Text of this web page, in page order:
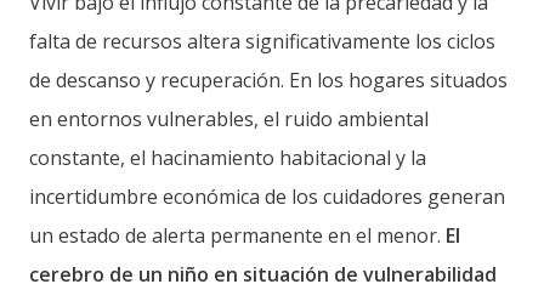
falta de recursos altera significativamente los ciclos
de descanso y recuperación. En los hogares situados
en entornos vulnerables, el ruido ambiental
constante, el hacinamiento habitacional y la
incertidumbre económica de los cuidadores generan
un estado de alerta permanente en el menor. El
cerebro de un niño en situación de vulnerabilidad